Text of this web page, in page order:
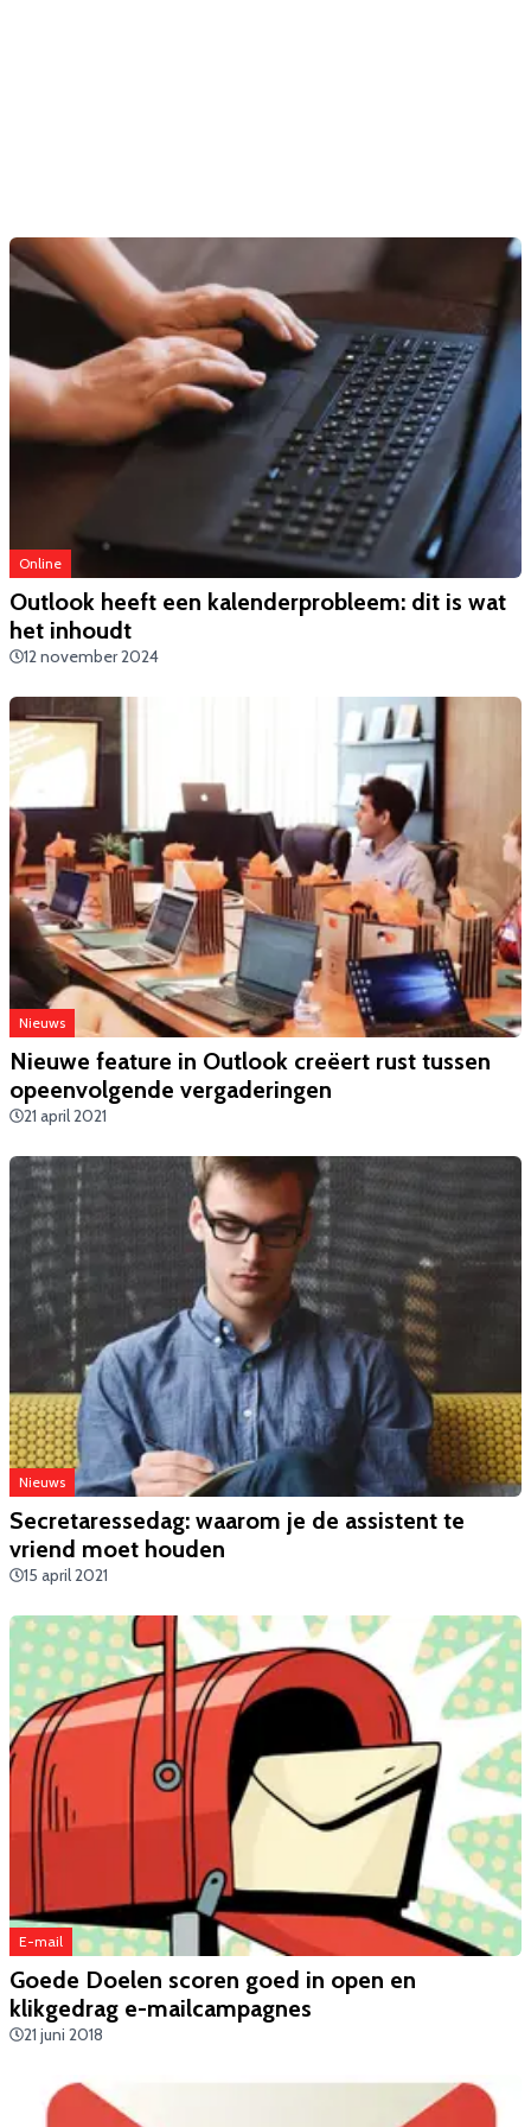
Online
Outlook heeft een kalenderprobleem: dit is wat
het inhoudt
12 november 2024
Nieuws
Nieuwe feature in Outlook creëert rust tussen
opeenvolgende vergaderingen
21 april 2021
Nieuws
​Secretaressedag: waarom je de assistent te
vriend moet houden
15 april 2021
E-mail
​Goede Doelen scoren goed in open en
klikgedrag e-mailcampagnes
21 juni 2018